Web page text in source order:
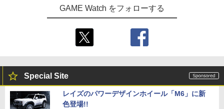
GAME Watch をフォローする
Special Site
レイズのパワーデザインホイール「M6」に新
色登場!!